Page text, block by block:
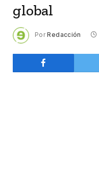
global
Por Redacción